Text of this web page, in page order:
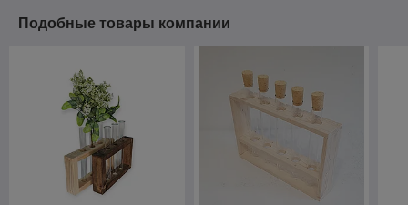
Подобные товары компании